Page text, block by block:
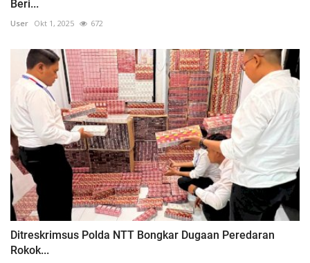
Beri...
User Okt 1, 2025 672
Ditreskrimsus Polda NTT Bongkar Dugaan Peredaran
Rokok...